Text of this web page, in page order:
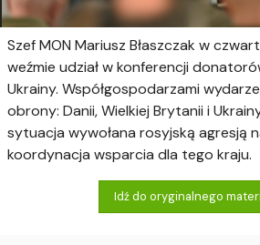
Szef MON Mariusz Błaszczak w
weźmie udział w konferencji
Ukrainy. Współgospodarzami
obrony: Danii, Wielkiej Brytanii i
sytuacja wywołana rosyjską agresją
koordynacja wsparcia dla tego kraju.
Idź do oryginalnego